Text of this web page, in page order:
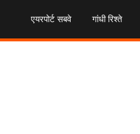
एयरपोर्ट सबवे गांधी रिश्ते